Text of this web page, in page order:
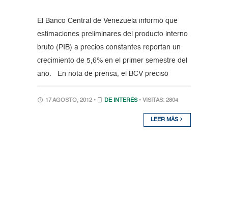
El Banco Central de Venezuela informó que
estimaciones preliminares del producto interno
bruto (PIB) a precios constantes reportan un
crecimiento de 5,6% en el primer semestre del
año. En nota de prensa, el BCV precisó
17 AGOSTO, 2012 • DE INTERÉS • VISITAS: 2804
LEER MÁS